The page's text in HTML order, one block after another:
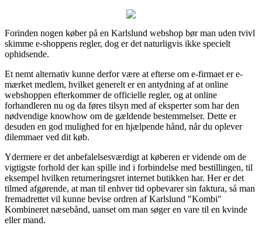
Forinden nogen køber på en Karlslund webshop bør man uden tvivl
skimme e-shoppens regler, dog er det naturligvis ikke specielt
ophidsende.
Et nemt alternativ kunne derfor være at efterse om e-firmaet er e-
mærket medlem, hvilket generelt er en antydning af at online
webshoppen efterkommer de officielle regler, og at online
forhandleren nu og da føres tilsyn med af eksperter som har den
nødvendige knowhow om de gældende bestemmelser. Dette er
desuden en god mulighed for en hjælpende hånd, når du oplever
dilemmaer ved dit køb.
Ydermere er det anbefalelsesværdigt at køberen er vidende om de
vigtigste forhold der kan spille ind i forbindelse med bestillingen, til
eksempel hvilken returneringsret internet butikken har. Her er det
tilmed afgørende, at man til enhver tid opbevarer sin faktura, så man
fremadrettet vil kunne bevise ordren af Karlslund "Kombi"
Kombineret næsebånd, uanset om man søger en vare til en kvinde
eller mand.